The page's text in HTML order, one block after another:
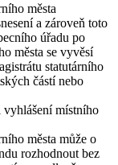
města
a zároveň toto
úřadu po
města se vyvěsí
statutárního
částí nebo
vyhlášení místního
města může o
rozhodnout bez